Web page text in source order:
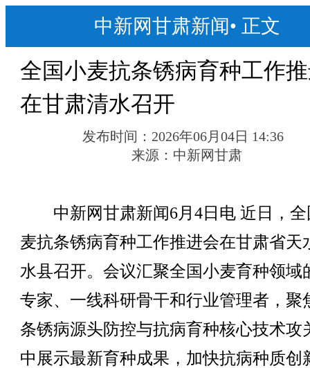
中新网甘肃新闻• 正文
全国小麦抗条锈病育种工作
在甘肃清水召开
发布时间： 2026年06月04日 14:36
来源： 中新网甘肃
中新网甘肃新闻6月4日电 近日，全
麦抗条锈病育种工作推进会在甘肃省天
水县召开。会议汇聚全国小麦育种领域
专家、一线科研骨干和行业管理者，聚
条锈病源头防控与抗病育种核心技术攻
中展示最新育种成果，加快抗病种质创